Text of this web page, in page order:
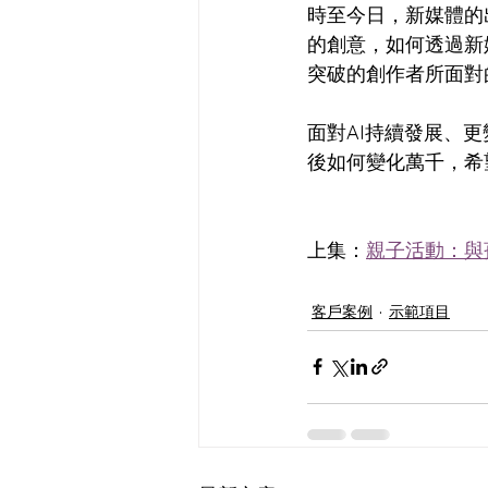
時至今日，新媒體
的創意，如何透過
突破的創作者所面對
面對AI持續發展、
後如何變化萬千，
上集： 親子活動：與
客戶案例 示範項目